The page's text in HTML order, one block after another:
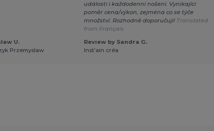
U.
Przemyslaw
události i každodenní nošení. Vynikající
poměr cena/výkon, zejména co se týče
množství. Rozhodně doporučuji! Translated
from Français
Review by Sandra G.
Inst’ain créa